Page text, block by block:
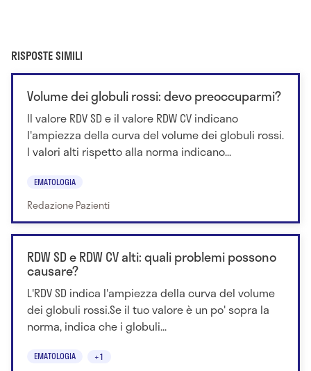
RISPOSTE SIMILI
Volume dei globuli rossi: devo preoccuparmi?
Il valore RDV SD e il valore RDW CV indicano
l'ampiezza della curva del volume dei globuli rossi.
I valori alti rispetto alla norma indicano...
EMATOLOGIA
Redazione Pazienti
RDW SD e RDW CV alti: quali problemi possono
causare?
L'RDV SD indica l'ampiezza della curva del volume
dei globuli rossi.Se il tuo valore è un po' sopra la
norma, indica che i globuli...
EMATOLOGIA +1